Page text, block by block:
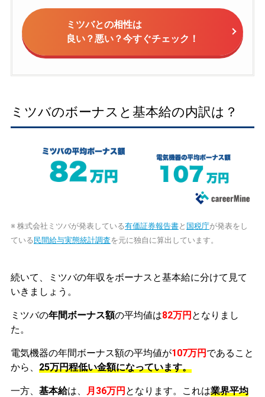
ミツバとの相性は
良い？悪い？今すぐチェック！
ミツバのボーナスと基本給の内訳は？
※ 株式会社ミツバが発表している有価証券報告書と 国税庁が発表をし
ている 民間給与実態統計調査を元に独自に算出しています。
続いて、ミツバの年収をボーナスと基本給に分けて見て
いきましょう。
ミツバの年間ボーナス額の平均値は82万円 となりまし
た。
電気機器の年間ボーナス額の平均値が107万円 であること
から、 25万円程低い金額になっています。
一方、 基本給は、 月36万円 となります。これは業界平均